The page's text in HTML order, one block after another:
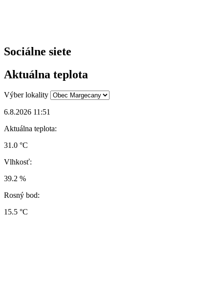
Sociálne siete
Aktuálna teplota
Výber lokality
6.8.2026 11:51
Aktuálna teplota:
31.0 °C
Vlhkosť:
39.2 %
Rosný bod:
15.5 °C